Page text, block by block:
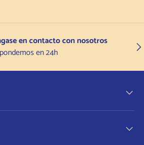
en contacto con nosotros
en 24h